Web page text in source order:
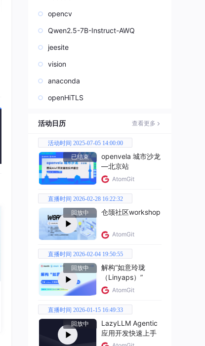
opencv
Qwen2.5-7B-Instruct-AWQ
jeesite
vision
anaconda
openHiTLS
活动日历 查看更多
活动时间 2025-07-05 14:00:00
已结束
openvela 城市沙龙
—北京站
AtomGit
直播时间 2026-02-28 16:22:32
回放中
仓颉社区workshop
AtomGit
直播时间 2026-02-04 19:50:55
回放中
解构“如意玲珑
（Linyaps）”
AtomGit
直播时间 2026-01-15 16:49:33
回放中
LazyLLM Agentic
应用开发快速上手